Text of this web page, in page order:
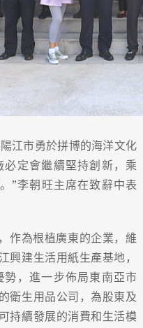
江市勇於拼博的海洋文化
定會繼續堅持創新，乘
”李朝旺主席在致辭中表
作為根植廣東的企業，維
興建生活用紙生產基地，
，進一步佈局東南亞市
衛生用品公司，為股東及
持續發展的消費和生活模